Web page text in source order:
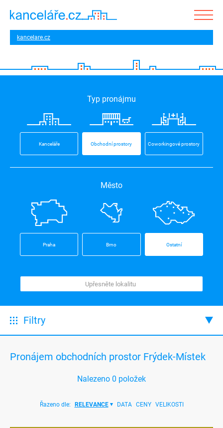
kancelare.cz
Typ pronájmu
Kanceláře Obchodní prostory Coworkingové prostory
Město
Praha Brno Ostatní
Filtry
Pronájem obchodních prostor Frýdek-Místek
Nalezeno 0 položek
Řazeno dle: RELEVANCE DATA CENY VELIKOSTI